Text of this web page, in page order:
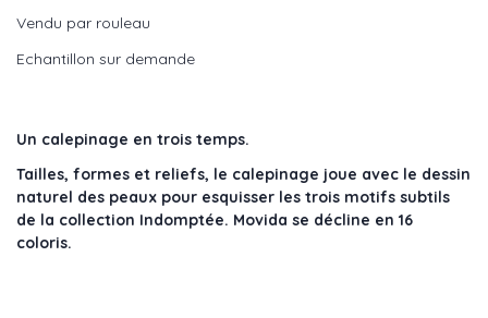
Vendu par rouleau
Echantillon sur demande
Un calepinage en trois temps.
Tailles, formes et reliefs, le calepinage joue avec le dessin
naturel des peaux pour esquisser les trois motifs subtils
de la collection Indomptée. Movida se décline en 16
coloris.